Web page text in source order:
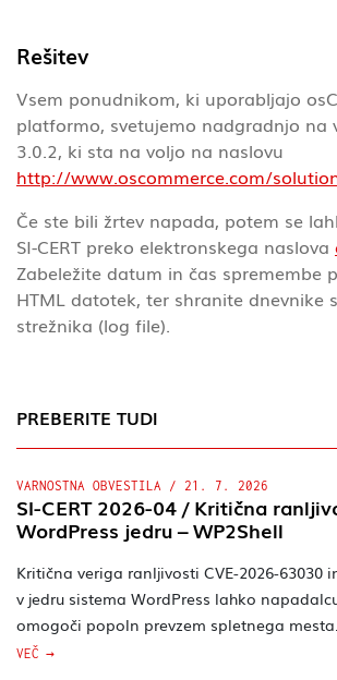
Rešitev
Vsem ponudnikom, ki uporabljajo
platformo, svetujemo nadgradnjo na
3.0.2, ki sta na voljo na naslovu
http://www.oscommerce.com/
Če ste bili žrtev napada, potem se
SI-CERT preko elektronskega naslova
Zabeležite datum in čas spremembe
HTML datotek, ter shranite dnevnike
strežnika (log file).
PREBERITE TUDI
VARNOSTNA OBVESTILA / 21. 7. 2026
SI-CERT 2026-04 / Kritična
WordPress jedru – WP2Shell
Kritična veriga ranljivosti CVE-2026-63030
v jedru sistema WordPress lahko
omogoči popoln prevzem spletnega mesta.
VEČ